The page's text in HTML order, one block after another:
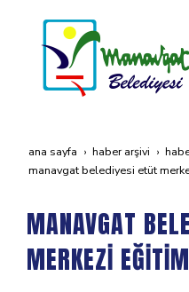
ana sayfa haber arşivi
manavgat beledi̇yesi̇ etüt
MANAVGAT
MERKEZİ